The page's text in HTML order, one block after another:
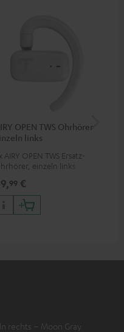
OPEN TWS Ohrhörer
links
AIRY OPEN TWS Ersatz-
einzeln links
99 €
rechts – Moon Gray